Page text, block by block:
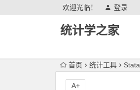
欢迎光临！ 登录
统计学之家
首页 统计工具 Stata
A+